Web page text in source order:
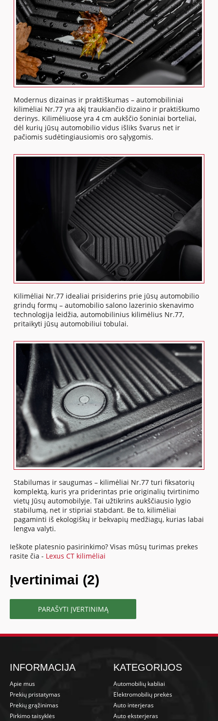
Modernus dizainas ir praktiškumas – automobiliniai
kilimėliai Nr.77 yra akį traukiančio dizaino ir praktiškumo
derinys. Kilimėliuose yra 4 cm aukščio šoniniai borteliai,
dėl kurių jūsų automobilio vidus išliks švarus net ir
pačiomis sudėtingiausiomis oro sąlygomis.
Kilimėliai Nr.77 idealiai prisiderins prie jūsų automobilio
grindų formų – automobilio salono lazerinio skenavimo
technologija leidžia, automobilinius kilimėlius Nr.77,
pritaikyti jūsų automobiliui tobulai.
Stabilumas ir saugumas – kilimėliai Nr.77 turi fiksatorių
komplektą, kuris yra priderintas prie originalių tvirtinimo
vietų Jūsų automobilyje. Tai užtikrins aukščiausio lygio
stabilumą, net ir stipriai stabdant. Be to, kilimėliai
pagaminti iš ekologiškų ir bekvapių medžiagų, kurias labai
lengva valyti.
Ieškote platesnio pasirinkimo? Visas mūsų turimas prekes
rasite čia - Lexus CT kilimėliai
Įvertinimai (2)
PARAŠYTI ĮVERTINIMĄ
INFORMACIJA
Apie mus
Prekių pristatymas
Prekių grąžinimas
Pirkimo taisyklės
KATEGORIJOS
Automobilių kabliai
Elektromobilių prekės
Auto interjeras
Auto eksterjeras